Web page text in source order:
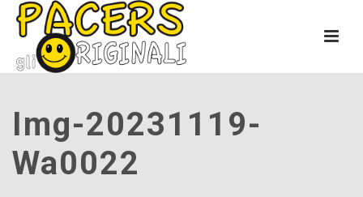
Img-20231119-
Wa0022